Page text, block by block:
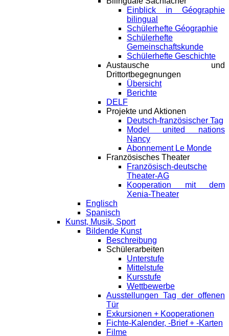
Einblick in Géographie
bilingual
Schülerhefte Géographie
Schülerhefte
Gemeinschaftskunde
Schülerhefte Geschichte
Austausche und
Drittortbegegnungen
Übersicht
Berichte
DELF
Projekte und Aktionen
Deutsch-französischer Tag
Model united nations
Nancy
Abonnement Le Monde
Französisches Theater
Französisch-deutsche
Theater-AG
Kooperation mit dem
Xenia-Theater
Englisch
Spanisch
Kunst, Musik, Sport
Bildende Kunst
Beschreibung
Schülerarbeiten
Unterstufe
Mittelstufe
Kursstufe
Wettbewerbe
Ausstellungen Tag der offenen
Tür
Exkursionen + Kooperationen
Fichte-Kalender, -Brief + -Karten
Filme